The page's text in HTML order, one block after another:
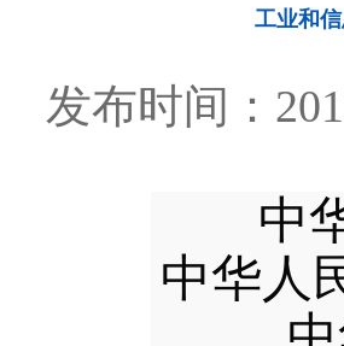
工业和
发布时间：
中
中华人